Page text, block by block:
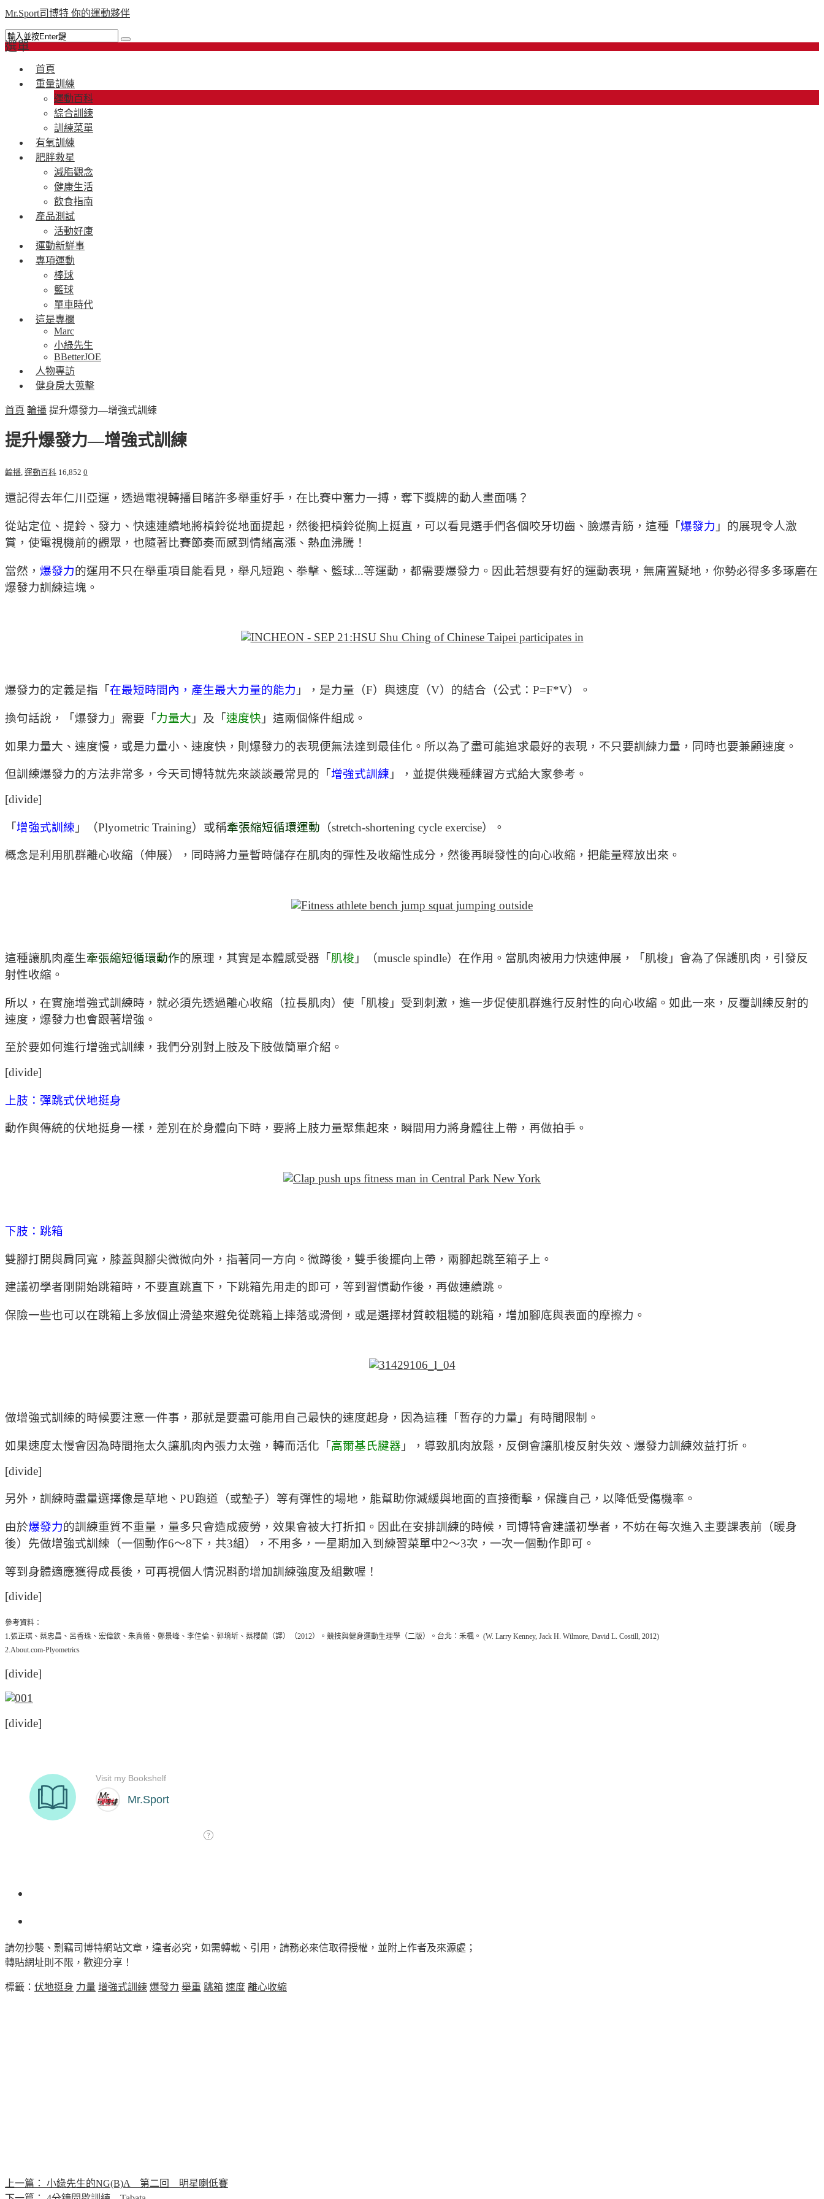
Mr.Sport司博特 你的運動夥伴
選單
首頁
重量訓練
運動百科
綜合訓練
訓練菜單
有氧訓練
肥胖救星
減脂觀念
健康生活
飲食指南
產品測試
活動好康
運動新鮮事
專項運動
棒球
籃球
單車時代
這是專欄
Marc
小綠先生
BBetterJOE
人物專訪
健身房大蒐擊
首頁 輪播 提升爆發力—增強式訓練
提升爆發力—增強式訓練
輪播 運動百科 16,852 0
還記得去年仁川亞運，透過電視轉播目睹許多舉重好手，在比賽中奮力一搏，奪下獎牌的動人畫面嗎？
從站定位、提鈴、發力、快速連續地將槓鈴從地面提起，然後把槓鈴從胸上挺直，可以看見選手們各個咬牙切齒、臉爆青筋，這種「 爆發力 」的展現令人激
賞，使電視機前的觀眾，也隨著比賽節奏而感到情緒高漲、熱血沸騰！
當然， 爆發力的運用不只在舉重項目能看見，舉凡短跑、拳擊、籃球...等運動，都需要爆發力。因此若想要有好的運動表現，無庸置疑地，你勢必得多多琢磨在
爆發力訓練這塊。
爆發力的定義是指「 在最短時間內，產生最大力量的能力 」，是力量（F）與速度（V）的結合（公式：P=F*V）。
換句話說，「爆發力」需要「 力量大 」及「 速度快 」這兩個條件組成。
如果力量大、速度慢，或是力量小、速度快，則爆發力的表現便無法達到最佳化。所以為了盡可能追求最好的表現，不只要訓練力量，同時也要兼顧速度。
但訓練爆發力的方法非常多，今天司博特就先來談談最常見的「 增強式訓練 」，並提供幾種練習方式給大家參考。
[divide]
「增強式訓練 」（Plyometric Training）或稱牽張縮短循環運動 （stretch-shortening cycle exercise）。
概念是利用肌群離心收縮（伸展），同時將力量暫時儲存在肌肉的彈性及收縮性成分，然後再瞬發性的向心收縮，把能量釋放出來。
這種讓肌肉產生牽張縮短循環動作的原理，其實是本體感受器「 肌梭 」（muscle spindle）在作用。當肌肉被用力快速伸展，「肌梭」會為了保護肌肉，引發反
射性收縮。
所以，在實施增強式訓練時，就必須先透過離心收縮（拉長肌肉）使「肌梭」受到刺激，進一步促使肌群進行反射性的向心收縮。如此一來，反覆訓練反射的
速度，爆發力也會跟著增強。
至於要如何進行增強式訓練，我們分別對上肢及下肢做簡單介紹。
[divide]
上肢：彈跳式伏地挺身
動作與傳統的伏地挺身一樣，差別在於身體向下時，要將上肢力量聚集起來，瞬間用力將身體往上帶，再做拍手。
下肢：跳箱
雙腳打開與肩同寬，膝蓋與腳尖微微向外，指著同一方向。微蹲後，雙手後擺向上帶，兩腳起跳至箱子上。
建議初學者剛開始跳箱時，不要直跳直下，下跳箱先用走的即可，等到習慣動作後，再做連續跳。
保險一些也可以在跳箱上多放個止滑墊來避免從跳箱上摔落或滑倒，或是選擇材質較粗糙的跳箱，增加腳底與表面的摩擦力。
做增強式訓練的時候要注意一件事，那就是要盡可能用自己最快的速度起身，因為這種「暫存的力量」有時間限制。
如果速度太慢會因為時間拖太久讓肌肉內張力太強，轉而活化「 高爾基氏腱器 」，導致肌肉放鬆，反倒會讓肌梭反射失效、爆發力訓練效益打折。
[divide]
另外，訓練時盡量選擇像是草地、PU跑道（或墊子）等有彈性的場地，能幫助你減緩與地面的直接衝擊，保護自己，以降低受傷機率。
由於爆發力的訓練重質不重量，量多只會造成疲勞，效果會被大打折扣。因此在安排訓練的時候，司博特會建議初學者，不妨在每次進入主要課表前（暖身
後）先做增強式訓練（一個動作6～8下，共3組），不用多，一星期加入到練習菜單中2～3次，一次一個動作即可。
等到身體適應獲得成長後，可再視個人情況斟酌增加訓練強度及組數喔！
[divide]
參考資料：
1.張正琪、蔡忠昌、呂香珠、宏偉欽、朱真儀、鄭景峰、李佳倫、郭堉圻、蔡櫻蘭（譯）（2012）。競技與健身運動生理學（二版）。台北：禾楓。 (W. Larry Kenney, Jack H. Wilmore, David L. Costill, 2012)
2.About.com-Plyometrics
[divide]
[divide]
請勿抄襲、剽竊司博特網站文章，違者必究，如需轉載、引用，請務必來信取得授權，並附上作者及來源處；
轉貼網址則不限，歡迎分享！
標籤： 伏地挺身 力量 增強式訓練 爆發力 舉重 跳箱 速度 離心收縮
上一篇：
小綠先生的NG(B)A 第二回 明星喇低賽